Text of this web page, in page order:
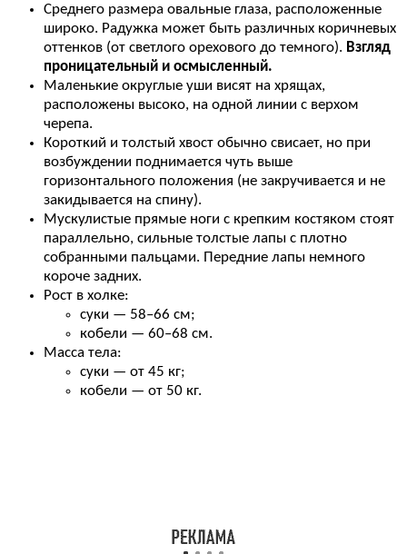
Среднего размера овальные глаза, расположенные
широко. Радужка может быть различных коричневых
оттенков (от светлого орехового до темного). Взгляд
проницательный и осмысленный.
Маленькие округлые уши висят на хрящах,
расположены высоко, на одной линии с верхом
черепа.
Короткий и толстый хвост обычно свисает, но при
возбуждении поднимается чуть выше
горизонтального положения (не закручивается и не
закидывается на спину).
Мускулистые прямые ноги с крепким костяком стоят
параллельно, сильные толстые лапы с плотно
собранными пальцами. Передние лапы немного
короче задних.
Рост в холке:
суки — 58–66 см;
кобели — 60–68 см.
Масса тела:
суки — от 45 кг;
кобели — от 50 кг.